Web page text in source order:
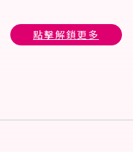
點擊解鎖更多